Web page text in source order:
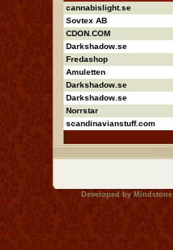
cannabislight.se
Sovtex AB
CDON.COM
Darkshadow.se
Fredashop
Amuletten
Darkshadow.se
Darkshadow.se
Norrstar
scandinavianstuff.com
Developed by Mindstone